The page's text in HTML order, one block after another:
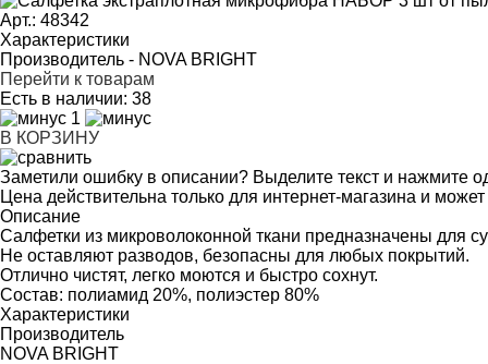
Арт.: 48342
Характеристики
Производитель - NOVA BRIGHT
Перейти к товарам
Есть в наличии: 38
1
В КОРЗИНУ
Заметили ошибку в описании? Выделите текст и нажмите
Цена действительна только для интернет-магазина и
Описание
Салфетки из микроволоконной ткани предназначены для
Не оставляют разводов, безопасны для любых покрытий.
Отлично чистят, легко моются и быстро сохнут.
Состав: полиамид 20%, полиэстер 80%
Характеристики
Производитель
NOVA BRIGHT